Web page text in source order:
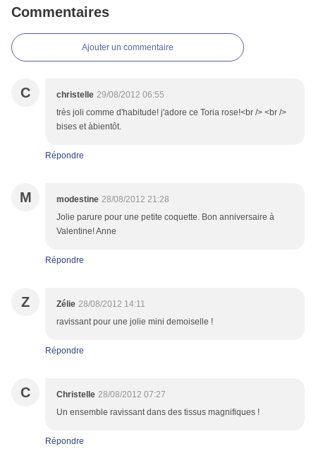
Commentaires
Ajouter un commentaire
C christelle 29/08/2012 06:55
très joli comme d'habitude! j'adore ce Toria rose!<br /> <br />
bises et àbientôt.
Répondre
M modestine 28/08/2012 21:28
Jolie parure pour une petite coquette. Bon anniversaire à
Valentine! Anne
Répondre
Z Zélie 28/08/2012 14:11
ravissant pour une jolie mini demoiselle !
Répondre
C Christelle 28/08/2012 07:27
Un ensemble ravissant dans des tissus magnifiques !
Répondre